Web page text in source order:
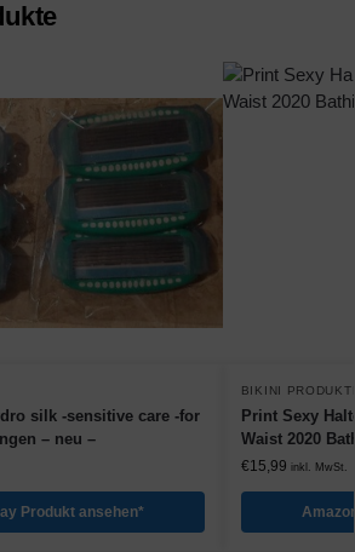
silk -sensitive care -for
– neu –
Produkt ansehen*
BIKINI
Print Sexy
Waist 2020
€15,99 inkl. MwSt.